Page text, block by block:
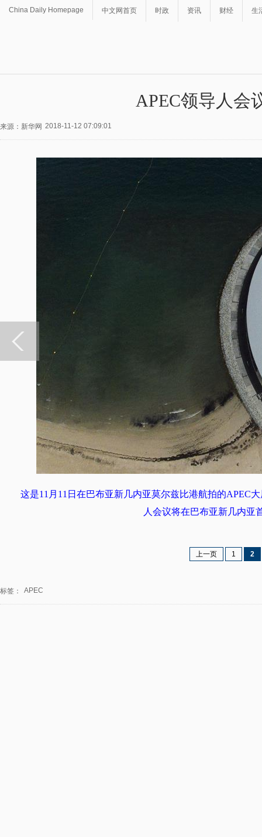
China Daily Homepage 中文网首页 时政 资讯 财经 生
APEC领导人会
来源：新华网 2018-11-12 07:09:01
这是11月11日在巴布亚新几内亚莫尔兹比港航拍的APEC
人会议将在巴布亚新几内亚
上一页 1 2
标签： APEC